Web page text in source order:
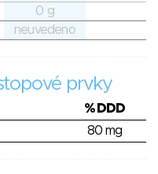
0 g
neuvedeno
prvky
% DDD
80 mg